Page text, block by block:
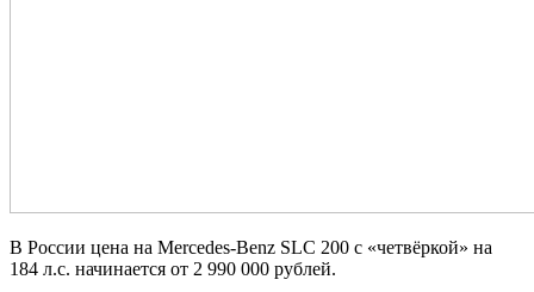
В России цена на Mercedes-Benz SLC 200 с «четвёркой» на
184 л.с. начинается от 2 990 000 рублей.